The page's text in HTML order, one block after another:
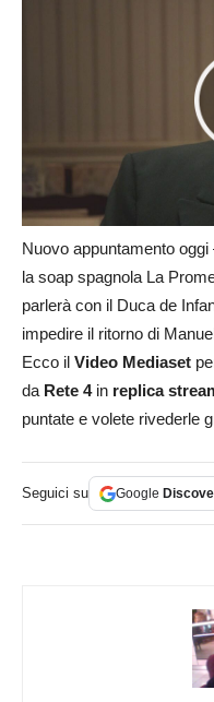
Nuovo appuntamento oggi
la soap spagnola La
parlerà con il Duca de
impedire il ritorno di
Ecco il Video Mediaset
da Rete 4in replica
puntate e volete rivederle
Seguici su Google